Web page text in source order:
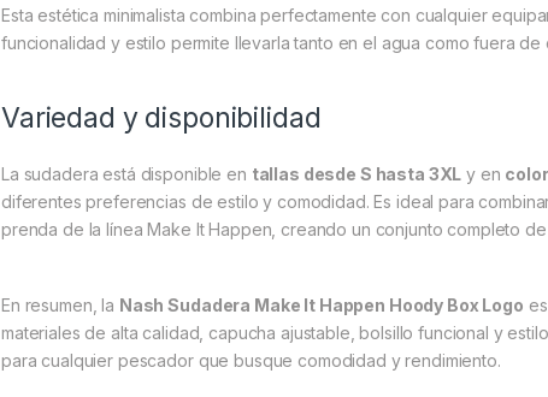
Esta estética minimalista combina perfectamente con cualquier
funcionalidad y estilo permite llevarla tanto en el agua como fuera de
Variedad y disponibilidad
La sudadera está disponible en tallas desde S hasta 3XL y en
diferentes preferencias de estilo y comodidad. Es ideal para
prenda de la línea Make It Happen, creando un conjunto completo
En resumen, la Nash Sudadera Make It Happen Hoody Box Logo
materiales de alta calidad, capucha ajustable, bolsillo funcional y
para cualquier pescador que busque comodidad y rendimiento.